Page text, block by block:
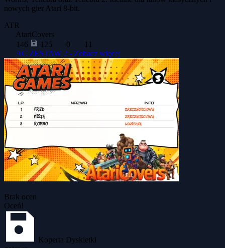
nowych gier Atari 8-bit.
ATR
AtariCovers
146
125 0
11
AC ZESTAW 2 - Zobacz więcej
Brak ocen
Oceń!
Koperta Dyskietki